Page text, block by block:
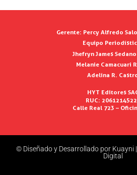
Gerente: Percy Alfredo
Equipo
Jhefryn James
Melanie Camacuari
Adelina R.
HYT Editores
RUC:
Calle Real 723 –
© Diseñado y Desarrollado por Kuayni
Digital